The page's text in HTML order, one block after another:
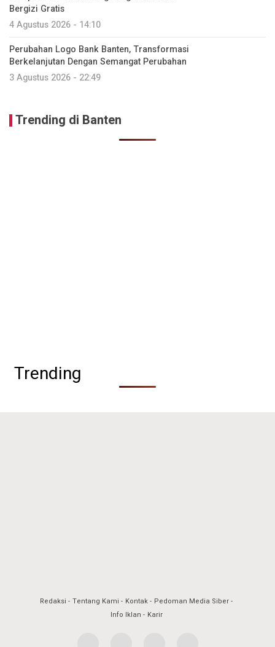
Bergizi Gratis
4 Agustus 2026 - 14:10
Perubahan Logo Bank Banten, Transformasi
Berkelanjutan Dengan Semangat Perubahan
3 Agustus 2026 - 22:49
Trending di Banten
Trending
Redaksi Tentang Kami Kontak
Pedoman Media Siber
Info Iklan
Karir